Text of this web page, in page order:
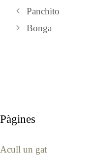
Panchito
Bonga
Pàgines
Acull un gat